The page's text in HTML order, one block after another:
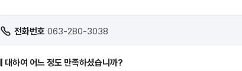
전화번호 063-280-3038
대하여 어느 정도 만족하셨습니까?